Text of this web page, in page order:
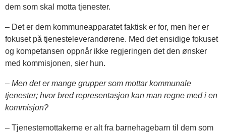
dem som skal motta tjenester.
– Det er dem kommuneapparatet faktisk er for, men her er
fokuset på tjenesteleverandørene. Med det ensidige fokuset
og kompetansen oppnår ikke regjeringen det den ønsker
med kommisjonen, sier hun.
– Men det er mange grupper som mottar kommunale
tjenester; hvor bred representasjon kan man regne med i en
kommisjon?
– Tjenestemottakerne er alt fra barnehagebarn til dem som